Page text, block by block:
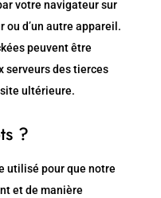
votre navigateur sur
ou d’un autre appareil.
peuvent être
serveurs des tierces
ultérieure.
?
utilisé pour que notre
et de manière